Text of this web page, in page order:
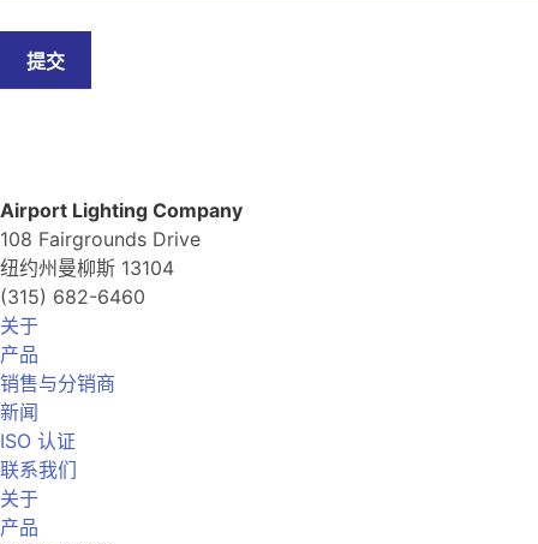
提交
Airport Lighting Company
108 Fairgrounds Drive
纽约州曼柳斯 13104
(315) 682-6460
关于
产品
销售与分销商
新闻
ISO 认证
联系我们
关于
产品